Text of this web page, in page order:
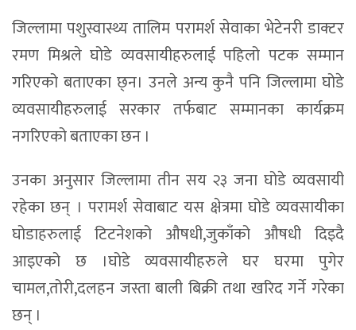
जिल्लामा पशुस्वास्थ्य तालिम परामर्श सेवाका भेटेनरी डाक्टर
रमण मिश्रले घोडे व्यवसायीहरुलाई पहिलो पटक सम्मान
गरिएको बताएका छ्न। उनले अन्य कुनै पनि जिल्लामा घोडे
व्यवसायीहरुलाई सरकार तर्फबाट सम्मानका कार्यक्रम
नगरिएको बताएका छन ।
उनका अनुसार जिल्लामा तीन सय २३ जना घोडे व्यवसायी
रहेका छन् । परामर्श सेवाबाट यस क्षेत्रमा घोडे व्यवसायीका
घोडाहरुलाई टिटनेशको औषधी,जुकाँको औषधी दिइदै
आइएको छ ।घोडे व्यवसायीहरुले घर घरमा पुगेर
चामल,तोरी,दलहन जस्ता बाली बिक्री तथा खरिद गर्ने गरेका
छन् ।